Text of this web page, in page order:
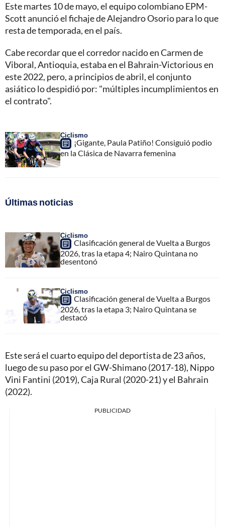
Este martes 10 de mayo, el equipo colombiano EPM-
Scott anunció el fichaje de Alejandro Osorio para lo que
resta de temporada, en el país.
Cabe recordar que el corredor nacido en Carmen de
Viboral, Antioquia, estaba en el Bahrain-Victorious en
este 2022, pero, a principios de abril, el conjunto
asiático lo despidió por: "múltiples incumplimientos en
el contrato".
Ciclismo
¡Gigante, Paula Patiño! Consiguió podio
en la Clásica de Navarra femenina
Últimas noticias
Ciclismo
Clasificación general de Vuelta a Burgos
2026, tras la etapa 4; Nairo Quintana no
desentonó
Ciclismo
Clasificación general de Vuelta a Burgos
2026, tras la etapa 3; Nairo Quintana se
destacó
Este será el cuarto equipo del deportista de 23 años,
luego de su paso por el GW-Shimano (2017-18), Nippo
Vini Fantini (2019), Caja Rural (2020-21) y el Bahrain
(2022).
PUBLICIDAD